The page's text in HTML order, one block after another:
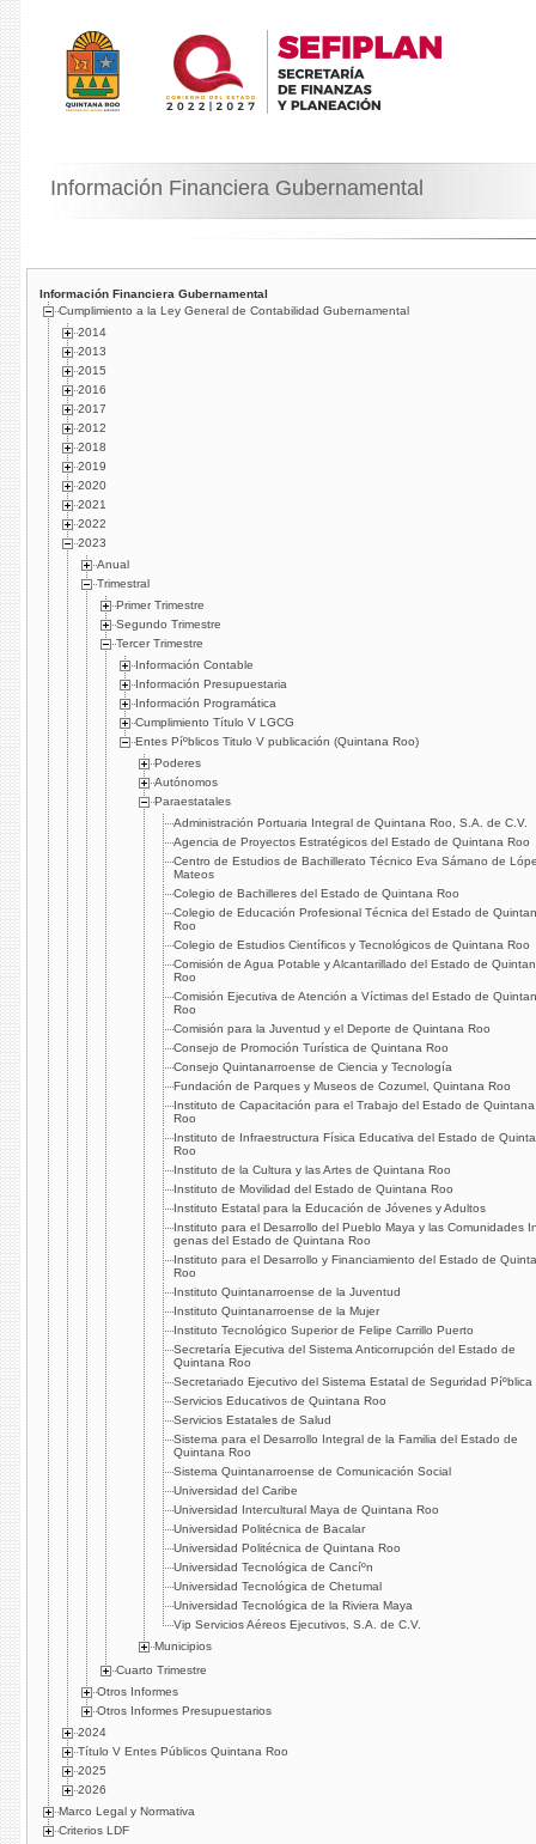
Información Financiera Gubernamental
Información Financiera Gubernamental
Cumplimiento a la Ley General de Contabilidad Gubernamental
2014
2013
2015
2016
2017
2012
2018
2019
2020
2021
2022
2023
Anual
Trimestral
Primer Trimestre
Segundo Trimestre
Tercer Trimestre
Información Contable
Información Presupuestaria
Información Programática
Cumplimiento Tí­tulo V LGCG
Entes Píºblicos Titulo V publicación (Quintana Roo)
Poderes
Autónomos
Paraestatales
Administración Portuaria Integral de Quintana Roo, S.A. de C.V.
Agencia de Proyectos Estratégicos del Estado de Quintana Roo
Centro de Estudios de Bachillerato Técnico Eva Sámano de
Mateos
Colegio de Bachilleres del Estado de Quintana Roo
Colegio de Educación Profesional Técnica del Estado de
Roo
Colegio de Estudios Cientí­ficos y Tecnológicos de Quintana Roo
Comisión de Agua Potable y Alcantarillado del Estado de
Roo
Comisión Ejecutiva de Atención a Ví­ctimas del Estado de
Roo
Comisión para la Juventud y el Deporte de Quintana Roo
Consejo de Promoción Turí­stica de Quintana Roo
Consejo Quintanarroense de Ciencia y Tecnologí­a
Fundación de Parques y Museos de Cozumel, Quintana Roo
Instituto de Capacitación para el Trabajo del Estado de Quintana
Roo
Instituto de Infraestructura Fí­sica Educativa del Estado de
Roo
Instituto de la Cultura y las Artes de Quintana Roo
Instituto de Movilidad del Estado de Quintana Roo
Instituto Estatal para la Educación de Jóvenes y Adultos
Instituto para el Desarrollo del Pueblo Maya y las Comunidades
genas del Estado de Quintana Roo
Instituto para el Desarrollo y Financiamiento del Estado de
Roo
Instituto Quintanarroense de la Juventud
Instituto Quintanarroense de la Mujer
Instituto Tecnológico Superior de Felipe Carrillo Puerto
Secretarí­a Ejecutiva del Sistema Anticorrupción del Estado de
Quintana Roo
Secretariado Ejecutivo del Sistema Estatal de Seguridad Píºblica
Servicios Educativos de Quintana Roo
Servicios Estatales de Salud
Sistema para el Desarrollo Integral de la Familia del Estado de
Quintana Roo
Sistema Quintanarroense de Comunicación Social
Universidad del Caribe
Universidad Intercultural Maya de Quintana Roo
Universidad Politécnica de Bacalar
Universidad Politécnica de Quintana Roo
Universidad Tecnológica de Cancíºn
Universidad Tecnológica de Chetumal
Universidad Tecnológica de la Riviera Maya
Vip Servicios Aéreos Ejecutivos, S.A. de C.V.
Municipios
Cuarto Trimestre
Otros Informes
Otros Informes Presupuestarios
2024
Título V Entes Públicos Quintana Roo
2025
2026
Marco Legal y Normativa
Criterios LDF